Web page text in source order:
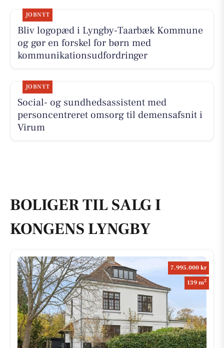
JOBNYT
Bliv logopæd i Lyngby-Taarbæk Kommune
og gør en forskel for børn med
kommunikationsudfordringer
JOBNYT
Social- og sundhedsassistent med
personcentreret omsorg til demensafsnit i
Virum
BOLIGER TIL SALG I
KONGENS LYNGBY
7.995.000 kr
139 m2